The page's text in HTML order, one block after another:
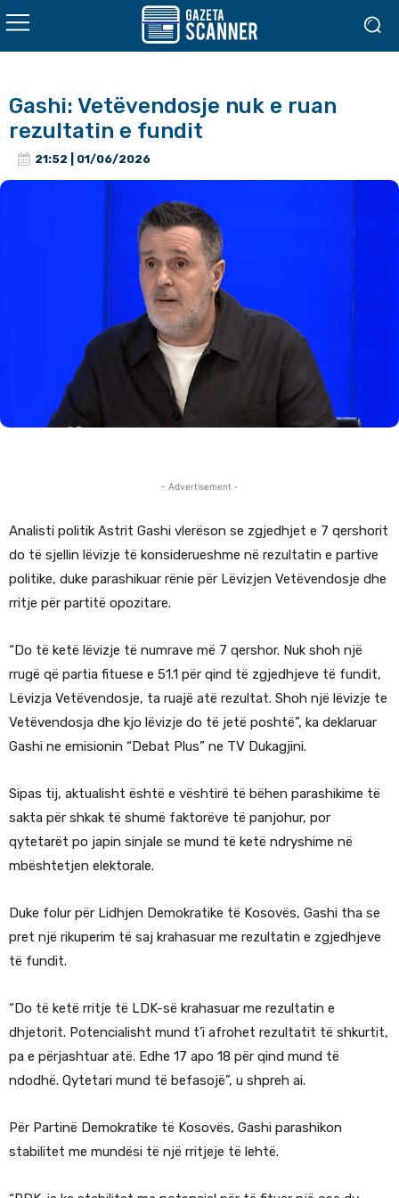
Gashi: Vetëvendosje nuk e ruan
rezultatin e fundit
21:52 | 01/06/2026
- Advertisement -
Analisti politik Astrit Gashi vlerëson se zgjedhjet e 7 qershorit
do të sjellin lëvizje të konsiderueshme në rezultatin e partive
politike, duke parashikuar rënie për Lëvizjen Vetëvendosje dhe
rritje për partitë opozitare.
“Do të ketë lëvizje të numrave më 7 qershor. Nuk shoh një
rrugë që partia fituese e 51.1 për qind të zgjedhjeve të fundit,
Lëvizja Vetëvendosje, ta ruajë atë rezultat. Shoh një lëvizje te
Vetëvendosja dhe kjo lëvizje do të jetë poshtë”, ka deklaruar
Gashi ne emisionin “Debat Plus” ne TV Dukagjini.
Sipas tij, aktualisht është e vështirë të bëhen parashikime të
sakta për shkak të shumë faktorëve të panjohur, por
qytetarët po japin sinjale se mund të ketë ndryshime në
mbështetjen elektorale.
Duke folur për Lidhjen Demokratike të Kosovës, Gashi tha se
pret një rikuperim të saj krahasuar me rezultatin e zgjedhjeve
të fundit.
“Do të ketë rritje të LDK-së krahasuar me rezultatin e
dhjetorit. Potencialisht mund t’i afrohet rezultatit të shkurtit,
pa e përjashtuar atë. Edhe 17 apo 18 për qind mund të
ndodhë. Qytetari mund të befasojë”, u shpreh ai.
Për Partinë Demokratike të Kosovës, Gashi parashikon
stabilitet me mundësi të një rritjeje të lehtë.